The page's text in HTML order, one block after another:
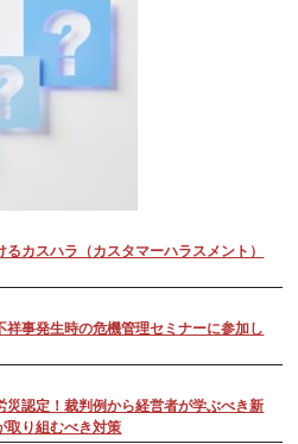
るカスハラ（カスタマーハラスメント）
祥事発生時の危機管理セミナーに参加し
災認定！裁判例から経営者が学ぶべき新
取り組むべき対策